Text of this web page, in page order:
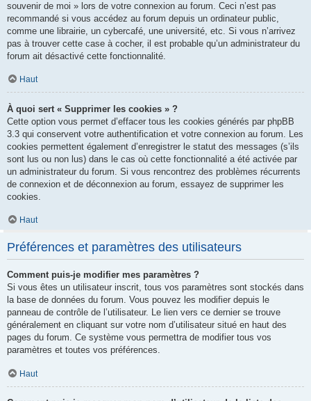
souvenir de moi » lors de votre connexion au forum. Ceci n’est pas
recommandé si vous accédez au forum depuis un ordinateur public,
comme une librairie, un cybercafé, une université, etc. Si vous n’arrivez
pas à trouver cette case à cocher, il est probable qu’un administrateur du
forum ait désactivé cette fonctionnalité.
Haut
À quoi sert « Supprimer les cookies » ?
Cette option vous permet d’effacer tous les cookies générés par phpBB
3.3 qui conservent votre authentification et votre connexion au forum. Les
cookies permettent également d’enregistrer le statut des messages (s’ils
sont lus ou non lus) dans le cas où cette fonctionnalité a été activée par
un administrateur du forum. Si vous rencontrez des problèmes récurrents
de connexion et de déconnexion au forum, essayez de supprimer les
cookies.
Haut
Préférences et paramètres des utilisateurs
Comment puis-je modifier mes paramètres ?
Si vous êtes un utilisateur inscrit, tous vos paramètres sont stockés dans
la base de données du forum. Vous pouvez les modifier depuis le
panneau de contrôle de l’utilisateur. Le lien vers ce dernier se trouve
généralement en cliquant sur votre nom d’utilisateur situé en haut des
pages du forum. Ce système vous permettra de modifier tous vos
paramètres et toutes vos préférences.
Haut